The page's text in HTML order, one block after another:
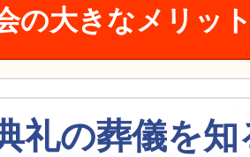
の大きなメリッ
礼の葬儀を知